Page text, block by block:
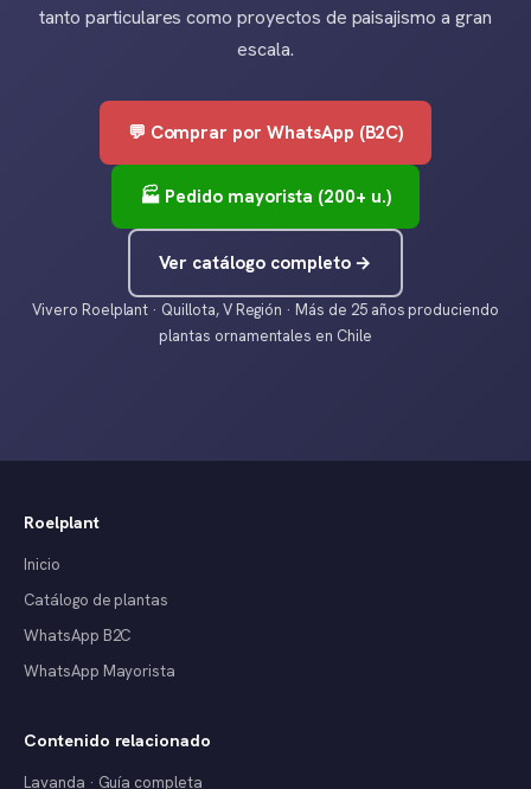
tanto particulares como proyectos de paisajismo a gran
escala.
💬 Comprar por WhatsApp (B2C)
🏭 Pedido mayorista (200+ u.)
Ver catálogo completo →
Vivero Roelplant · Quillota, V Región · Más de 25 años produciendo
plantas ornamentales en Chile
Roelplant
Inicio
Catálogo de plantas
WhatsApp B2C
WhatsApp Mayorista
Contenido relacionado
Lavanda · Guía completa